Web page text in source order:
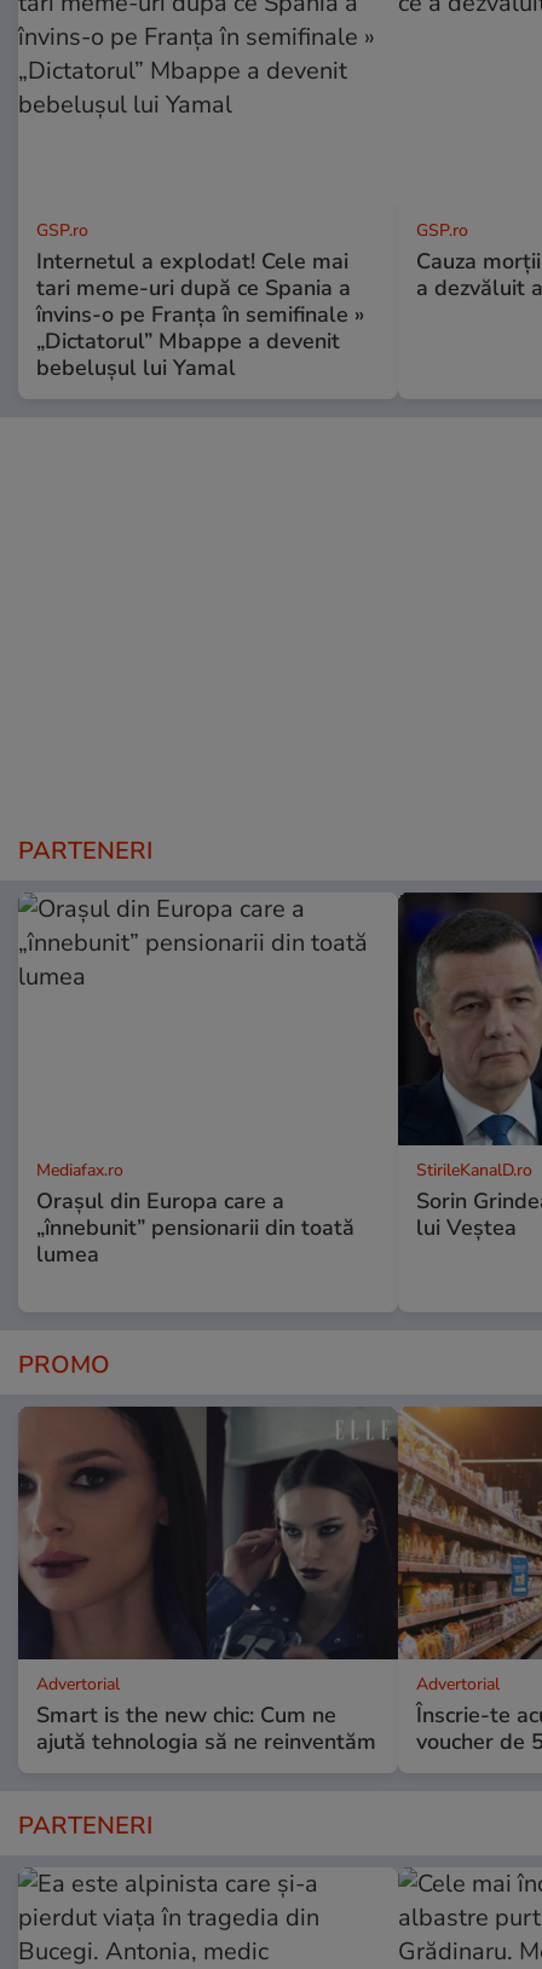
GSP.ro
Internetul a explodat! Cele mai
tari meme-uri după ce Spania a
învins-o pe Franța în semifinale »
„Dictatorul” Mbappe a devenit
bebelușul lui Yamal
GSP.ro
Cauza
a dezvăluit
PARTENERI
Mediafax.ro
Orașul din Europa care a
„înnebunit” pensionarii din toată
lumea
StirileKanalD.ro
Sorin
lui Veștea
PROMO
Advertorial
Smart is the new chic: Cum ne
ajută tehnologia să ne reinventăm
Advertorial
Înscrie-te
voucher de
PARTENERI